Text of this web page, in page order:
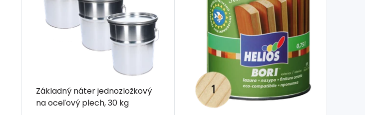
Základný náter jednozložkový
na oceľový plech, 30 kg